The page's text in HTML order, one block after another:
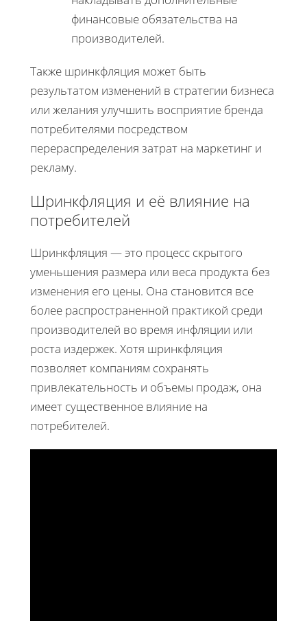
финансовые обязательства на
производителей.
Также шринкфляция может быть
результатом изменений в стратегии бизнеса
или желания улучшить восприятие бренда
потребителями посредством
перераспределения затрат на маркетинг и
рекламу.
Шринкфляция и её влияние на
потребителей
Шринкфляция — это процесс скрытого
уменьшения размера или веса продукта без
изменения его цены. Она становится все
более распространенной практикой среди
производителей во время инфляции или
роста издержек. Хотя шринкфляция
позволяет компаниям сохранять
привлекательность и объемы продаж, она
имеет существенное влияние на
потребителей.